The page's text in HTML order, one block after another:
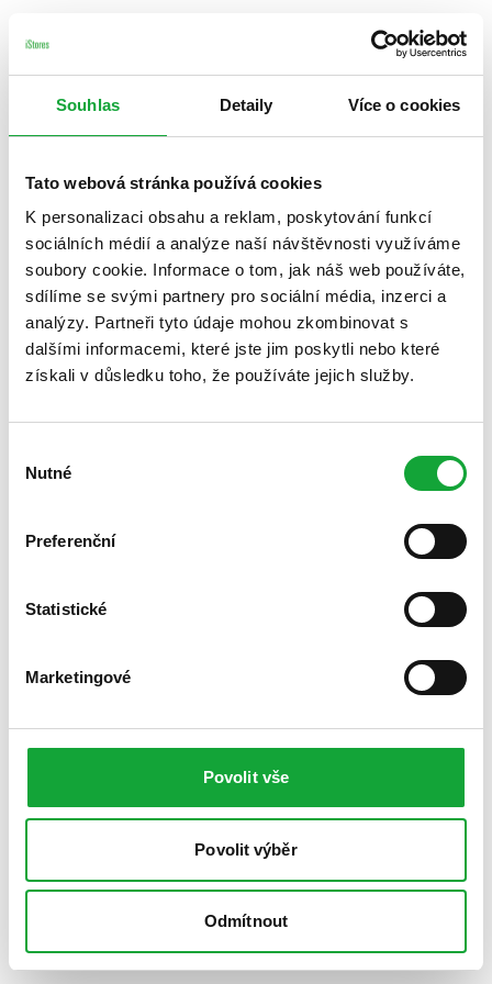
Souhlas Detaily Více o cookies
Tato webová stránka používá cookies
K personalizaci obsahu a reklam, poskytování funkcí
sociálních médií a analýze naší návštěvnosti využíváme
soubory cookie. Informace o tom, jak náš web používáte,
sdílíme se svými partnery pro sociální média, inzerci a
analýzy. Partneři tyto údaje mohou zkombinovat s
dalšími informacemi, které jste jim poskytli nebo které
získali v důsledku toho, že používáte jejich služby.
souhlasu
Nutné
Preferenční
Statistické
Marketingové
Povolit vše
Povolit výběr
Odmítnout